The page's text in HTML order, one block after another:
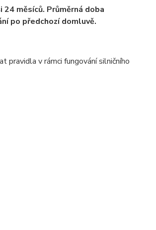
měsíců. Průměrná doba
po předchozí domluvě.
pravidla v rámci fungování silničního